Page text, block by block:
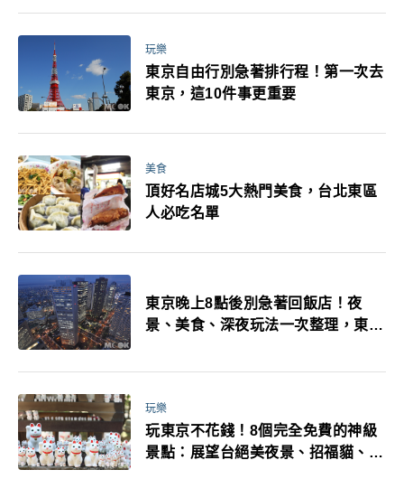
玩樂
東京自由行別急著排行程！第一次去
東京，這10件事更重要
美食
頂好名店城5大熱門美食，台北東區
人必吃名單
東京晚上8點後別急著回飯店！夜
景、美食、深夜玩法一次整理，東京
玩樂
玩東京不花錢！8個完全免費的神級
景點：展望台絕美夜景、招福貓、皇